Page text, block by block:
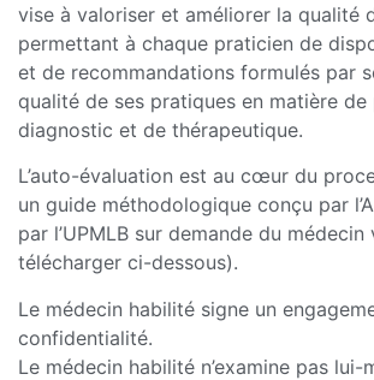
vise à valoriser et améliorer la qualité
permettant à chaque praticien de
et de recommandations formulés par
qualité de ses pratiques en matière
diagnostic et de thérapeutique.
L’auto-évaluation est au cœur du
un guide méthodologique conçu par
par l’UPMLB sur demande du
télécharger ci-dessous).
Le médecin habilité signe un
confidentialité.
Le médecin habilité n’examine pas lui-